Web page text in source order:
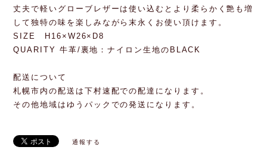
丈夫で軽いグローブレザーは使い込むとより柔らかく艶も増
して独特の味を楽しみながら末永くお使い頂けます。
SIZE H16×W26×D8
QUARITY 牛革/裏地：ナイロン生地のBLACK
配送について
札幌市内の配送は下村速配での配達になります。
その他地域はゆうパックでの発送になります。
通報する